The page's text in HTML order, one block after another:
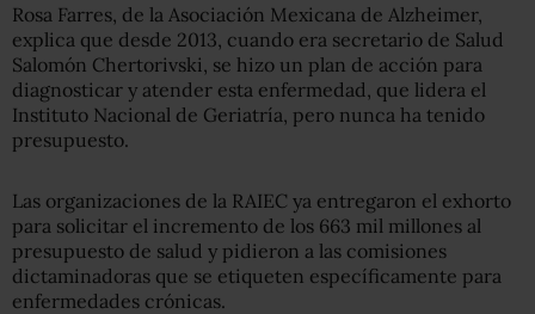
Rosa Farres, de la Asociación Mexicana de Alzheimer,
explica que desde 2013, cuando era secretario de Salud
Salomón Chertorivski, se hizo un plan de acción para
diagnosticar y atender esta enfermedad, que lidera el
Instituto Nacional de Geriatría, pero nunca ha tenido
presupuesto.
Las organizaciones de la RAIEC ya entregaron el exhorto
para solicitar el incremento de los 663 mil millones al
presupuesto de salud y pidieron a las comisiones
dictaminadoras que se etiqueten específicamente para
enfermedades crónicas.